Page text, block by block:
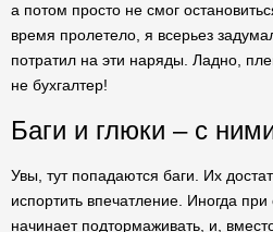
а потом просто не смог
время пролетело, я всерьез
потратил на эти наряды. Ладно,
не бухгалтер!
Баги и глюки – с
Увы, тут попадаются баги. Их
испортить впечатление. Иногда
начинает подтормаживать, и,